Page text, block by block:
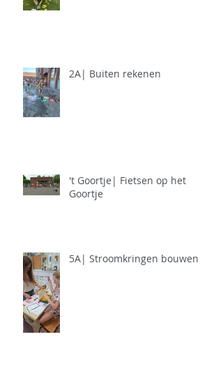
2A| Buiten rekenen
't Goortje| Fietsen op het
Goortje
5A| Stroomkringen bouwen